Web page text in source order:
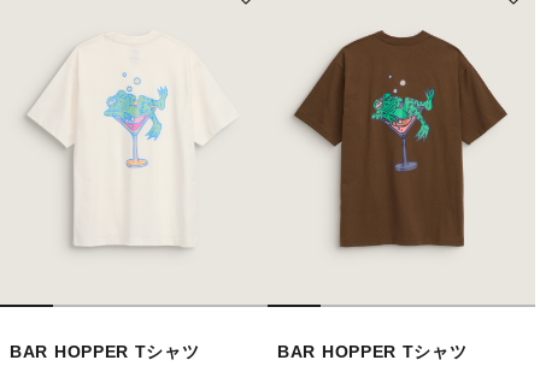
BAR HOPPER Tシャツ BAR HOPPER Tシャツ